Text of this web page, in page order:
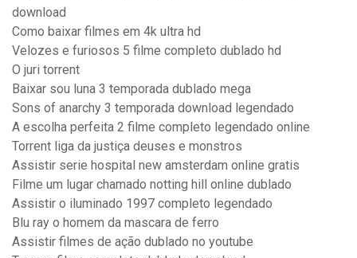
download
Como baixar filmes em 4k ultra hd
Velozes e furiosos 5 filme completo dublado hd
O juri torrent
Baixar sou luna 3 temporada dublado mega
Sons of anarchy 3 temporada download legendado
A escolha perfeita 2 filme completo legendado online
Torrent liga da justiça deuses e monstros
Assistir serie hospital new amsterdam online gratis
Filme um lugar chamado notting hill online dublado
Assistir o iluminado 1997 completo legendado
Blu ray o homem da mascara de ferro
Assistir filmes de ação dublado no youtube